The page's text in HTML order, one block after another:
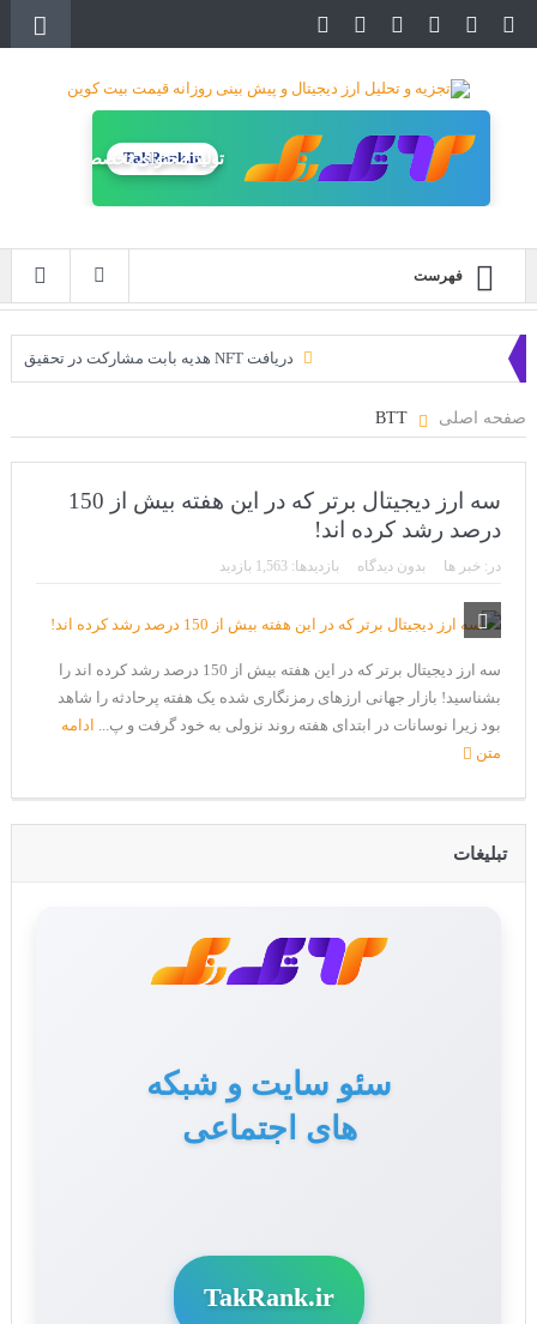
تولید محتوای تخصصی
TakRank.ir
فهرست
دریافت NFT هدیه بابت مشارکت در تحقیق
سه ایردراپ عالی برای این ماه
CoinEx سریع ترین برند درحال رشد در خدمات مالی!
بیت کوین به امید ETF به 60،000 دلار رسید!
ورود 254 نهنگ جدید به بازار بیت کوین
ایردراپ رمزارز Morpher (MPH)
صفحه اصلی
سه ارز دیجیتال برتر که در این هفته بیش از 150
درصد رشد کرده اند!
در: خبر ها بدون دیدگاه بازدیدها: 1,563 بازدید
سه ارز دیجیتال برتر که در این هفته بیش از 150 درصد رشد کرده اند را
بشناسید! بازار جهانی ارزهای رمزنگاری شده یک هفته پرحادثه را شاهد
بود زیرا نوسانات در ابتدای هفته روند نزولی به خود گرفت و پ...
ادامه
متن
تبلیغات
سئو سایت و شبکه
های اجتماعی
TakRank.ir